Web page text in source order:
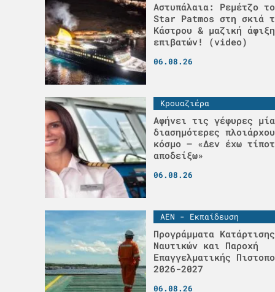
Αστυπάλαια: Ρεμέτζο
Star Patmos στη σκιά
Κάστρου & μαζική άφιξη
επιβατών! (video)
06.08.26
Κρουαζιέρα
Αφήνει τις γέφυρες
διασημότερες
κόσμο – «Δεν έχω
αποδείξω»
06.08.26
ΑΕΝ - Εκπαίδευση
Προγράμματα
Ναυτικών και Παροχή
Επαγγελματικής
2026-2027
06.08.26